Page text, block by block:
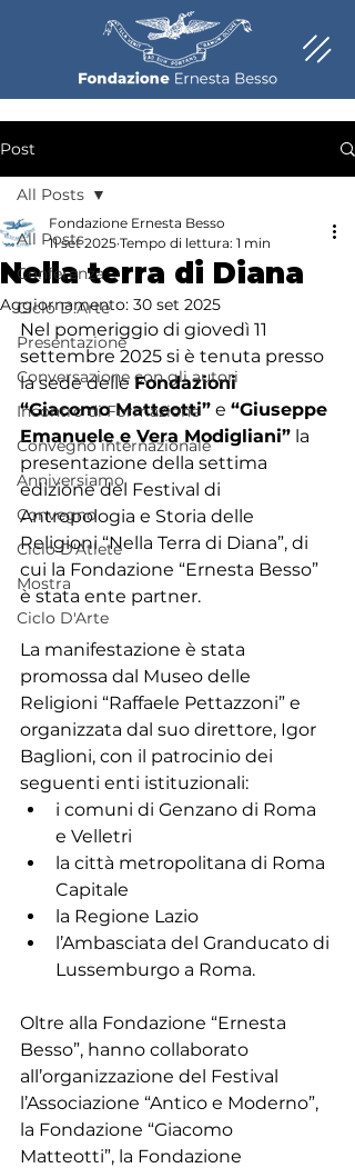
Post
All Posts
Conferenza
Ciclo D.Arte
Presentazione
Conversazione con gli autori
Incontro di Formazione
Convegno internazionale
Anniversiamo
Convegno
Ciclo D'Atlete
Mostra
Ciclo D'Arte
All Posts
Nella terra di Diana
Fondazione Ernesta Besso
11 set 2025 Tempo di lettura: 1 min
Aggiornamento: 30 set 2025
Nel pomeriggio di giovedì 11
settembre 2025 si è tenuta presso
la sede delle Fondazioni
“Giacomo Matteotti” e “Giuseppe
Emanuele e Vera Modigliani” la
presentazione della settima
edizione del Festival di
Antropologia e Storia delle
Religioni “Nella Terra di Diana”, di
cui la Fondazione “Ernesta Besso”
è stata ente partner.
La manifestazione è stata
promossa dal Museo delle
Religioni “Raffaele Pettazzoni” e
organizzata dal suo direttore, Igor
Baglioni, con il patrocinio dei
seguenti enti istituzionali:
i comuni di Genzano di Roma
e Velletri
la città metropolitana di Roma
Capitale
la Regione Lazio
l’Ambasciata del Granducato di
Lussemburgo a Roma.
Oltre alla Fondazione “Ernesta
Besso”, hanno collaborato
all’organizzazione del Festival
l’Associazione “Antico e Moderno”,
la Fondazione “Giacomo
Matteotti”, la Fondazione